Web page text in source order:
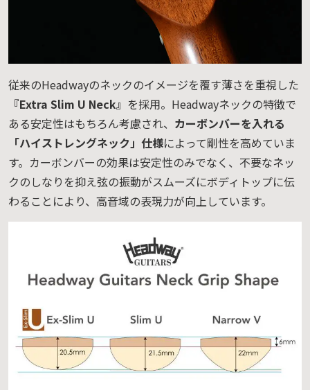
従来のHeadwayのネックのイメージを覆す薄さを重視した
『Extra Slim U Neck』 を採用。Headwayネックの特徴で
ある安定性はもちろん考慮され、 カーボンバーを入れる
「ハイストレングネック」仕様によって剛性を高めていま
す。カーボンバーの効果は安定性のみでなく、不要なネッ
クのしなりを抑え弦の振動がスムーズにボディトップに伝
わることにより、高音域の表現力が向上しています。